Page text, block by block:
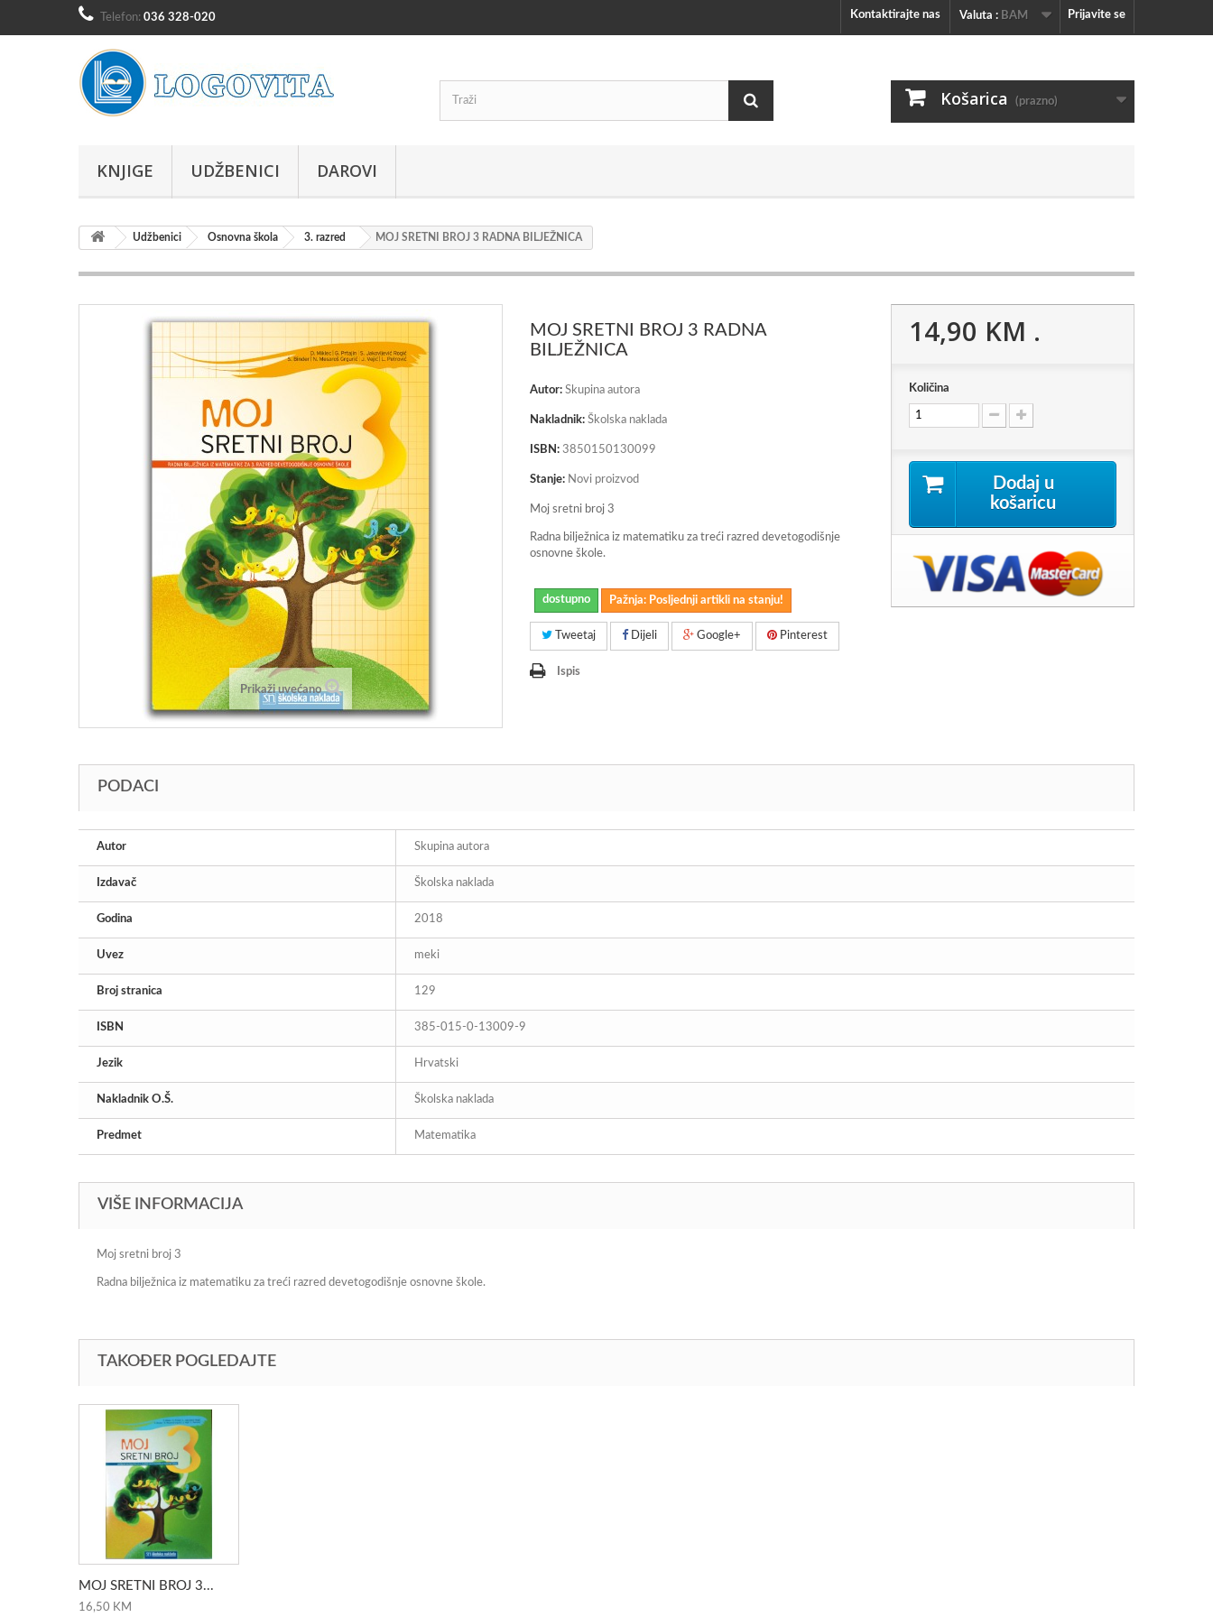
Prijavite se
Valuta : BAM
Kontaktirajte nas
Telefon: 036 328-020
Košarica (prazno)
KNJIGE UDŽBENICI DAROVI
Udžbenici Osnovna škola 3. razred MOJ SRETNI BROJ 3 RADNA BILJEŽNICA
Prikaži uvećano
MOJ SRETNI BROJ 3 RADNA
BILJEŽNICA
Autor: Skupina autora
Nakladnik: Školska naklada
ISBN: 3850150130099
Stanje: Novi proizvod
Moj sretni broj 3
Radna bilježnica iz matematiku za treći razred devetogodišnje
osnovne škole.
dostupno Pažnja: Posljednji artikli na stanju!
Tweetaj Dijeli Google+ Pinterest
Ispis
14,90 KM .
Količina
Dodaj u
košaricu
PODACI
Autor Skupina autora
Izdavač Školska naklada
Godina 2018
Uvez meki
Broj stranica 129
ISBN 385-015-0-13009-9
Jezik Hrvatski
Nakladnik O.Š. Školska naklada
Predmet Matematika
VIŠE INFORMACIJA
Moj sretni broj 3
Radna bilježnica iz matematiku za treći razred devetogodišnje osnovne škole.
TAKOĐER POGLEDAJTE
MOJ SRETNI BROJ 3...
16,50 KM